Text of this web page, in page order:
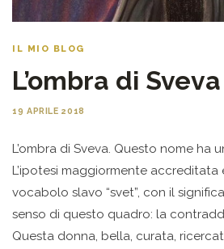
IL MIO BLOG
L’ombra di Sveva
19 APRILE 2018
L’ombra di Sveva. Questo nome ha
L’ipotesi maggiormente accreditata
vocabolo slavo “svet”, con il
senso di questo quadro: la
Questa donna, bella, curata,